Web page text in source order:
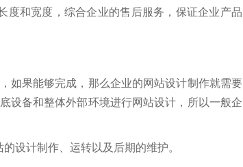
和宽度，综合企业的售后服务，保证企业产品
果能够完成，那么企业的网站设计制作就需要
设备和整体外部环境进行网站设计，所以一般企
计制作、运转以及后期的维护。